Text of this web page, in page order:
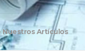
Nuestros Artículos